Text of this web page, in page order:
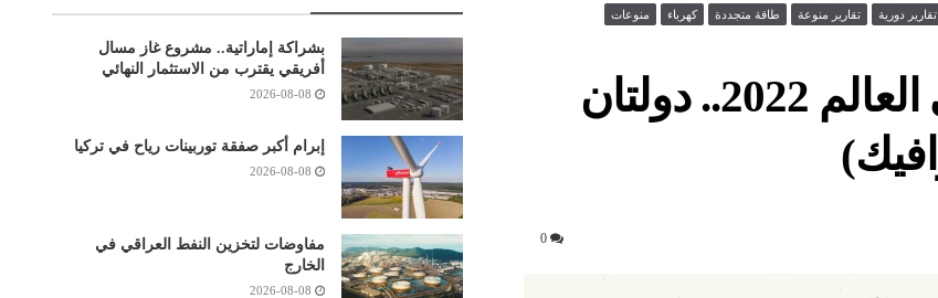
تقارير دورية تقارير منوعة طاقة متجددة كهرباء منوعات
أكبر الدول المنتجة لليثيوم في العالم 2022.. دولتان
0
بشراكة إماراتية.. مشروع غاز مسال
أفريقي يقترب من الاستثمار النهائي
2026-08-08
إبرام أكبر صفقة توربينات رياح في تركيا
2026-08-08
مفاوضات لتخزين النفط العراقي في
الخارج
2026-08-08